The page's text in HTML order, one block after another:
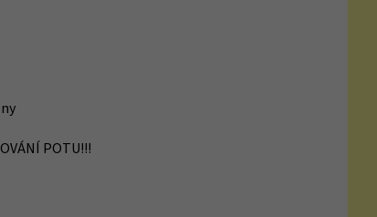
POTU!!!